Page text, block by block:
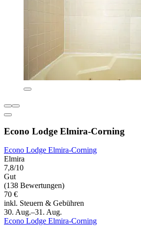
Econo Lodge Elmira-Corning
Econo Lodge Elmira-Corning
Elmira
7,8/10
Gut
(138 Bewertungen)
70 €
inkl. Steuern & Gebühren
30. Aug.–31. Aug.
Econo Lodge Elmira-Corning